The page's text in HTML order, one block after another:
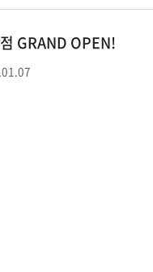
GRAND OPEN!